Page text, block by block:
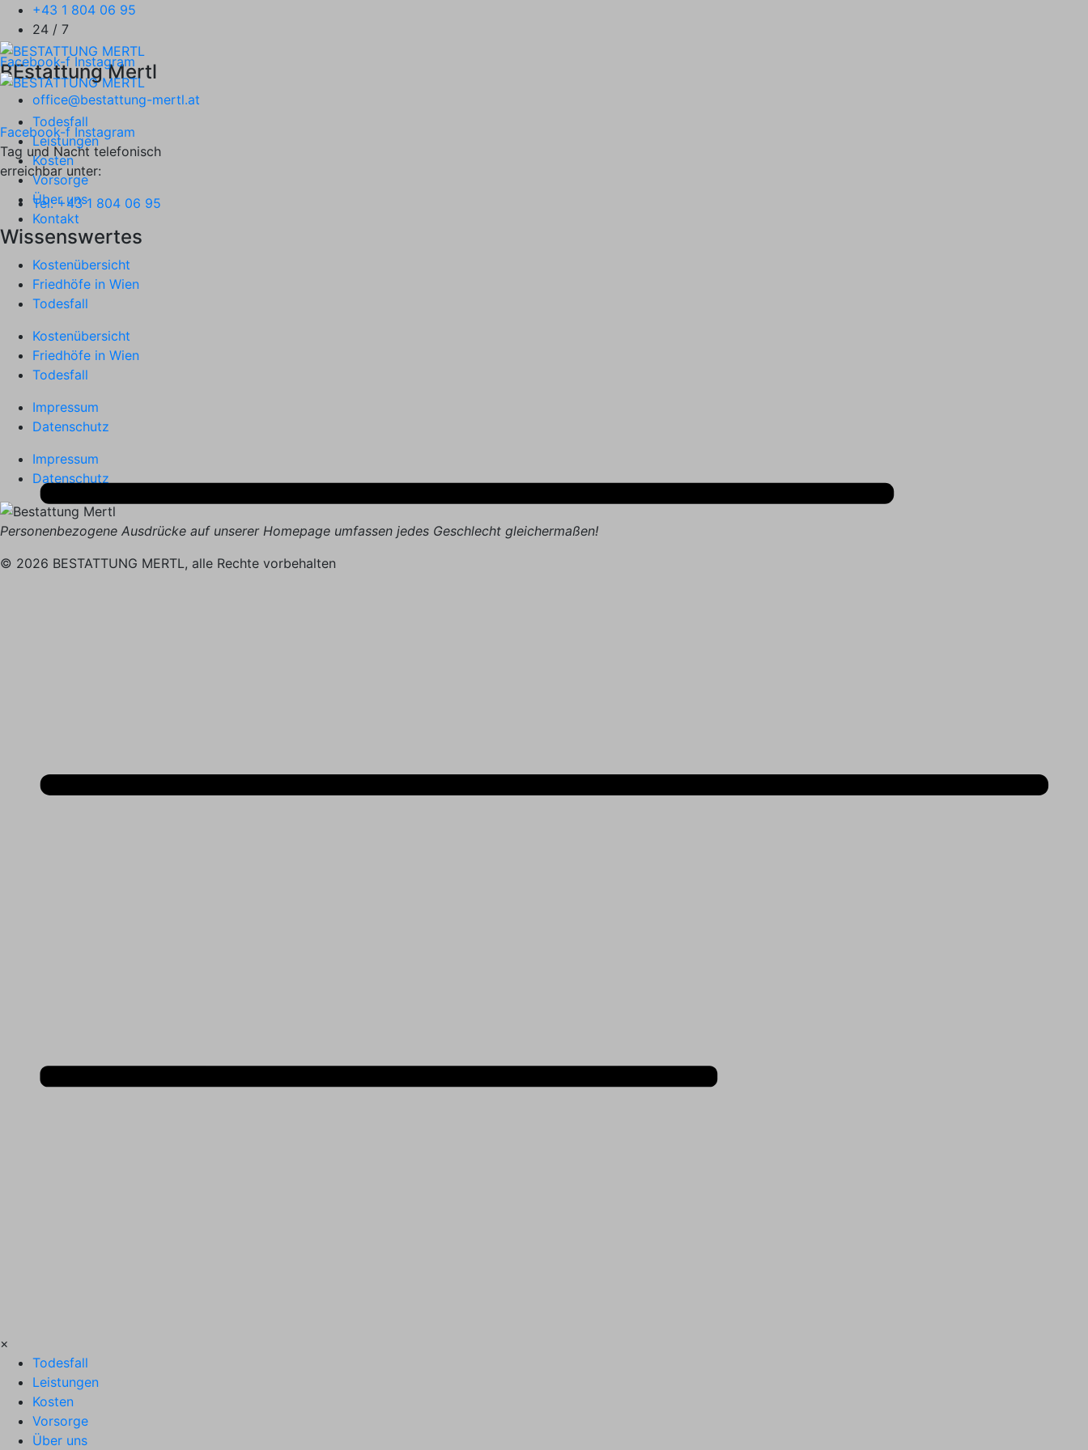
+43 1 804 06 95
24 / 7
Facebook-f Instagram
Todesfall
Leistungen
Kosten
Vorsorge
Über uns
Kontakt
×
Todesfall
Leistungen
Kosten
Vorsorge
Über uns
BEstattung Mertl
office@bestattung-mertl.at
Facebook-f Instagram
Tag und Nacht telefonisch
erreichbar unter:
Tel: +43 1 804 06 95
Wissenswertes
Kostenübersicht
Friedhöfe in Wien
Todesfall
Kostenübersicht
Friedhöfe in Wien
Todesfall
Impressum
Datenschutz
Impressum
Datenschutz
Personenbezogene Ausdrücke auf unserer Homepage umfassen jedes Geschlecht gleichermaßen!
© 2026 BESTATTUNG MERTL, alle Rechte vorbehalten